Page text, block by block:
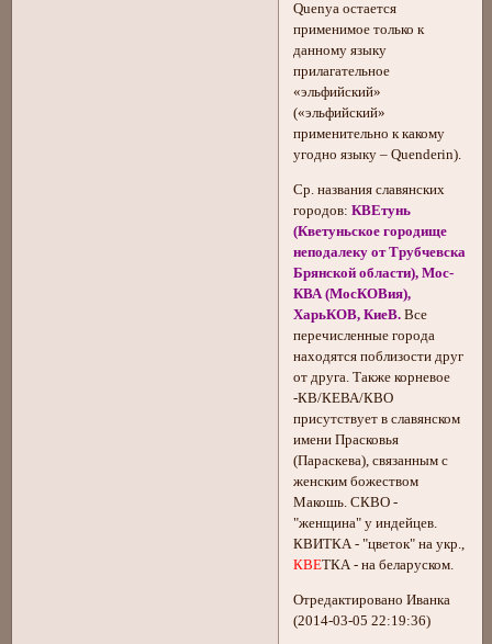
Quenya остается
применимое только к
данному языку
прилагательное
«эльфийский»
(«эльфийский»
применительно к какому
угодно языку – Quenderin).
Ср. названия славянских
городов:КВЕтунь
(Кветуньское городище
неподалеку от Трубчевска
Брянской области), Мос-
КВА (МосКОВия),
ХарьКОВ, КиеВ.Все
перечисленные города
находятся поблизости друг
от друга. Также корневое
-КВ/КЕВА/КВО
присутствует в славянском
имени Прасковья
(Параскева), связанным с
женским божеством
Макошь. СКВО -
"женщина" у индейцев.
КВИТКА - "цветок" на укр.,
КВЕТКА - на беларуском.
Отредактировано Иванка
(2014-03-05 22:19:36)